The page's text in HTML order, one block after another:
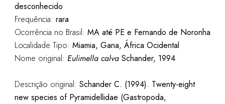
desconhecido
Frequência: rara
Ocorrência no Brasil: MA até PE e Fernando de Noronha
Localidade Tipo: Miamia, Gana, África Ocidental
Nome original: Eulimella calvaSchander, 1994
Descrição original: Schander C. (1994). Twenty-eight
new species of Pyramidellidae (Gastropoda,